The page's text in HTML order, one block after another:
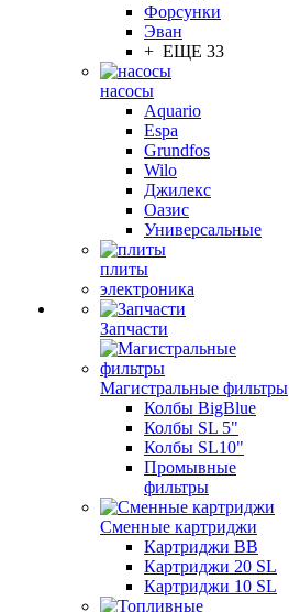
Форсунки
Эван
+ ЕЩЕ 33
насосы
Aquario
Espa
Grundfos
Wilo
Джилекс
Оазис
Универсальные
плиты
электроника
Запчасти
Магистральные фильтры
Колбы BigBlue
Колбы SL 5"
Колбы SL10"
Промывные
фильтры
Сменные картриджи
Картриджи BB
Картриджи 20 SL
Картриджи 10 SL